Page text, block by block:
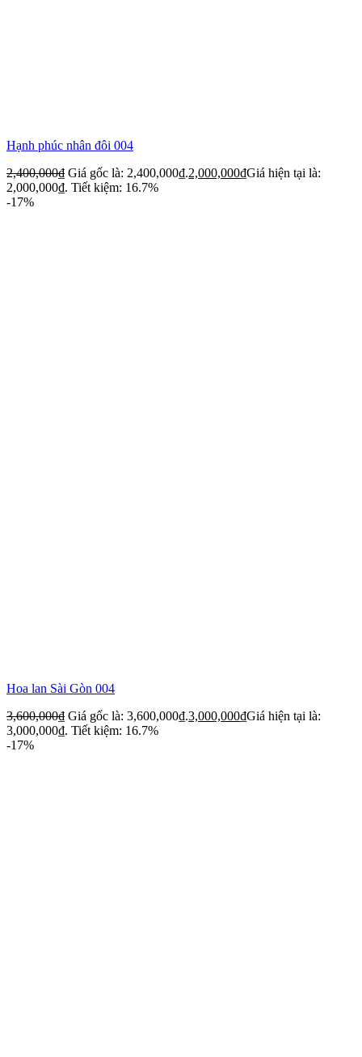
Hạnh phúc nhân đôi 004
2,400,000₫ Giá gốc là: 2,400,000₫.2,000,000₫Giá hiện tại là:
2,000,000₫. Tiết kiệm: 16.7%
-17%
Hoa lan Sài Gòn 004
3,600,000₫ Giá gốc là: 3,600,000₫.3,000,000₫Giá hiện tại là:
3,000,000₫. Tiết kiệm: 16.7%
-17%